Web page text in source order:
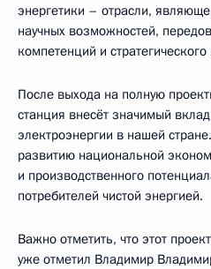
энергетики – отрасли,
научных возможностей,
компетенций и
После выхода на полную
станция внесёт значимый
электроэнергии в нашей
развитию национальной
и производственного
потребителей чистой энергией.
Важно отметить, что этот
уже отметил Владимир